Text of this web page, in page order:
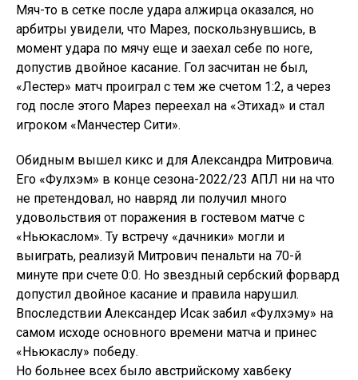
Мяч-то в сетке после удара алжирца оказался, но
арбитры увидели, что Марез, поскользнувшись, в
момент удара по мячу еще и заехал себе по ноге,
допустив двойное касание. Гол засчитан не был,
«Лестер» матч проиграл с тем же счетом 1:2, а через
год после этого Марез переехал на «Этихад» и стал
игроком «Манчестер Сити».
Обидным вышел кикс и для Александра Митровича.
Его «Фулхэм» в конце сезона-2022/23 АПЛ ни на что
не претендовал, но навряд ли получил много
удовольствия от поражения в гостевом матче с
«Ньюкаслом». Ту встречу «дачники» могли и
выиграть, реализуй Митрович пенальти на 70-й
минуте при счете 0:0. Но звездный сербский форвард
допустил двойное касание и правила нарушил.
Впоследствии Александер Исак забил «Фулхэму» на
самом исходе основного времени матча и принес
«Ньюкаслу» победу.
Но больнее всех было австрийскому хавбеку